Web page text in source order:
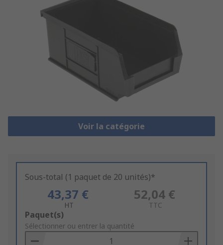
Voir la catégorie
Sous-total (1 paquet de 20 unités)*
43,37 €
HT
52,04 €
TTC
Add
to
Basket
Paquet(s)
Sélectionner ou entrer la quantité